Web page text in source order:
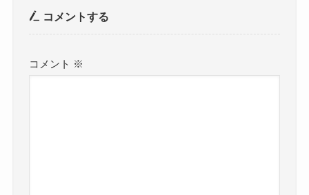
コメントする
コメント ※